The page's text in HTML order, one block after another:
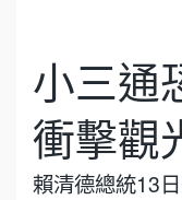
小三通
衝擊觀
賴清德總統13